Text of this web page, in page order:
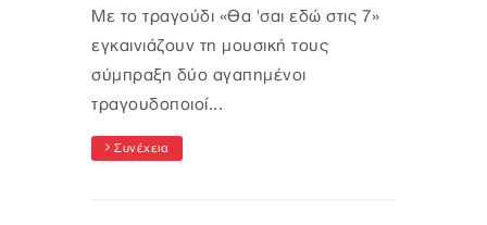
Με το τραγούδι «Θα 'σαι εδώ στις 7»
εγκαινιάζουν τη μουσική τους
σύμπραξη δύο αγαπημένοι
τραγουδοποιοί...
Συνέχεια